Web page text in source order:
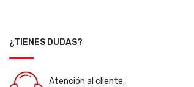
¿TIENES DUDAS?
Atención al cliente: